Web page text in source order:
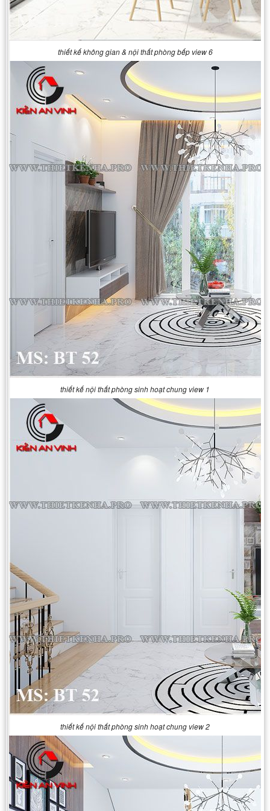
thiết kế không gian & nội thất phòng bếp view 6
thiết kế nội thất phòng sinh hoạt chung view 1
thiết kế nội thất phòng sinh hoạt chung view 2